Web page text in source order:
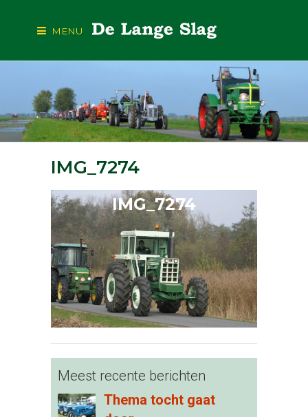
MENU
IMG_7274
IMG_7274
Meest recente berichten
Thema tocht gaat